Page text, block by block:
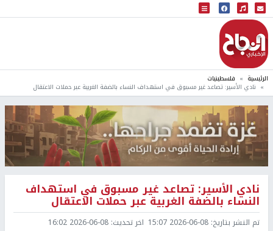
البث المباشر
إذاعة النجاح
الرئيسية فلسطينيات
نادي الأسير: تصاعد غير مسبوق في استهداف النساء بالضفة الغربية عبر حملات الاعتقال
نادي الأسير: تصاعد غير مسبوق في استهداف
النساء بالضفة الغربية عبر حملات الاعتقال
تم النشر بتاريخ: 2026-06-08 15:07 اخر تحديث: 2026-06-08 16:02